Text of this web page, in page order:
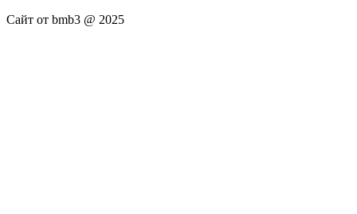
Сайт от bmb3 @ 2025